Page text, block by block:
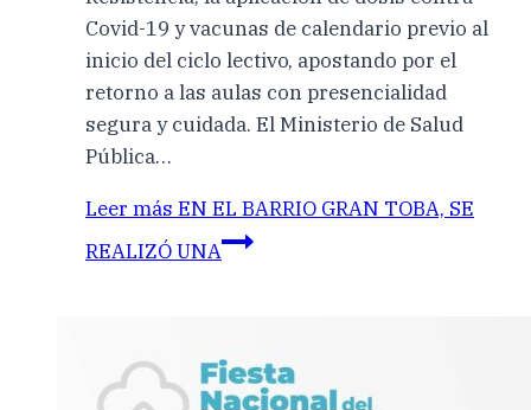
Covid-19 y vacunas de calendario previo al
inicio del ciclo lectivo, apostando por el
retorno a las aulas con presencialidad
segura y cuidada. El Ministerio de Salud
Pública…
Leer más EN EL BARRIO GRAN TOBA, SE
REALIZÓ UNA